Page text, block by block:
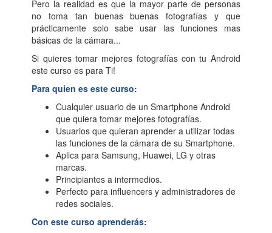
Pero la realidad es que la mayor parte de personas
no toma tan buenas buenas fotografías y que
prácticamente solo sabe usar las funciones mas
básicas de la cámara...
Si quieres tomar mejores fotografías con tu Android
este curso es para Ti!
Para quien es este curso:
Cualquier usuario de un Smartphone Android
que quiera tomar mejores fotografías.
Usuarios que quieran aprender a utilizar todas
las funciones de la cámara de su Smartphone.
Aplica para Samsung, Huawei, LG y otras
marcas.
Principiantes a intermedios.
Perfecto para influencers y administradores de
redes sociales.
Con este curso aprenderás: